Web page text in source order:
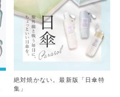
絶対焼かない。最新版「日傘特
集」